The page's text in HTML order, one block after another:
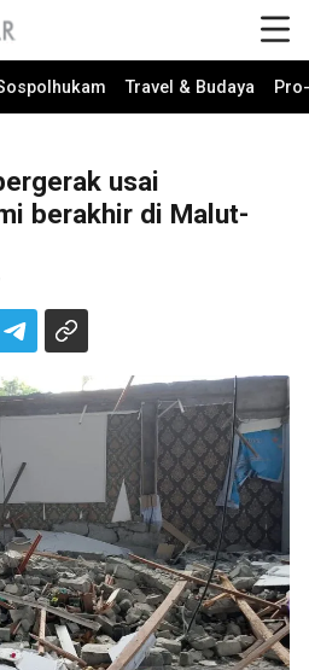
Travel & Budaya
usai
berakhir di Malut-